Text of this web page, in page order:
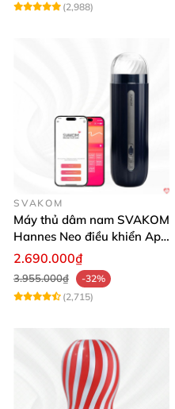
(2,988)
SVAKOM
Máy thủ dâm nam SVAKOM
Hannes Neo điều khiển App
tương tác
2.690.000₫
3.955.000₫
-32%
(2,715)